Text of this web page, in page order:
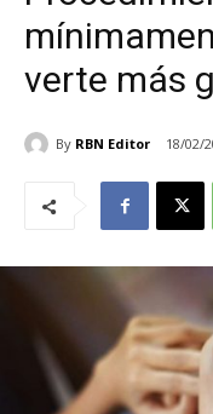
verte más
By RBN Editor 18/02/